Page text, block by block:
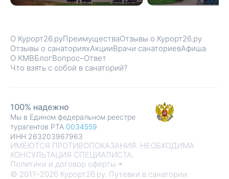
О Курорт26.руПреимуществаОтзывы о Курорт26.ру
Отзывы о санаторияхАкцииВрачи санаториевАфиша
О КМВБлогВопрос–Ответ
Что взять с собой в санаторий?
ИМЕЮТСЯ ПРОТИВОПОКАЗАНИЯ. НЕОБХОДИМА
КОНСУЛЬТАЦИЯ СПЕЦИАЛИСТА.
Политики и договор оферты
© 2011–2026 Курорт26.ру. Путевки в санатории
100% надежно
Мы в Едином федеральном реестре
турагентов РТА 0034559
ИНН 263203967963